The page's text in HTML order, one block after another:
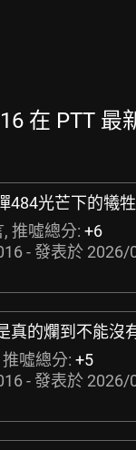
在 PTT 最
484光芒下的犧
, 推噓總分: +6
- 發表於 2026/
真的爛到不能沒
噓總分: +5
- 發表於 2026/